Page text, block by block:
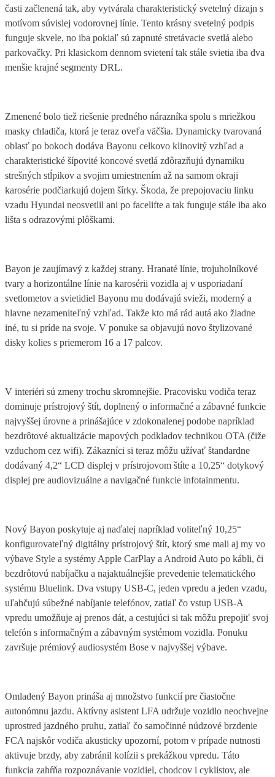
časti začlenená tak, aby vytvárala charakteristický svetelný dizajn s
motívom súvislej vodorovnej línie. Tento krásny svetelný podpis
funguje skvele, no iba pokiaľ sú zapnuté stretávacie svetlá alebo
parkovačky. Pri klasickom dennom svietení tak stále svietia iba dva
menšie krajné segmenty DRL.
Zmenené bolo tiež riešenie predného nárazníka spolu s mriežkou
masky chladiča, ktorá je teraz oveľa väčšia. Dynamicky tvarovaná
oblasť po bokoch dodáva Bayonu celkovo klinovitý vzhľad a
charakteristické šípovité koncové svetlá zdôrazňujú dynamiku
strešných stĺpikov a svojim umiestnením až na samom okraji
karosérie podčiarkujú dojem šírky. Škoda, že prepojovaciu linku
vzadu Hyundai neosvetlil ani po facelifte a tak funguje stále iba ako
lišta s odrazovými plôškami.
Bayon je zaujímavý z každej strany. Hranaté línie, trojuholníkové
tvary a horizontálne línie na karosérii vozidla aj v usporiadaní
svetlometov a svietidiel Bayonu mu dodávajú svieži, moderný a
hlavne nezameniteľný vzhľad. Takže kto má rád autá ako žiadne
iné, tu si príde na svoje. V ponuke sa objavujú novo štylizované
disky kolies s priemerom 16 a 17 palcov.
V interiéri sú zmeny trochu skromnejšie. Pracovisku vodiča teraz
dominuje prístrojový štít, doplnený o informačné a zábavné funkcie
najvyššej úrovne a prinášajúce v zdokonalenej podobe napríklad
bezdrôtové aktualizácie mapových podkladov technikou OTA (čiže
vzduchom cez wifi). Zákazníci si teraz môžu užívať štandardne
dodávaný 4,2“ LCD displej v prístrojovom štíte a 10,25“ dotykový
displej pre audiovizuálne a navigačné funkcie infotainmentu.
Nový Bayon poskytuje aj naďalej napríklad voliteľný 10,25“
konfigurovateľný digitálny prístrojový štít, ktorý sme mali aj my vo
výbave Style a systémy Apple CarPlay a Android Auto po kábli, či
bezdrôtovú nabíjačku a najaktuálnejšie prevedenie telematického
systému Bluelink. Dva vstupy USB-C, jeden vpredu a jeden vzadu,
uľahčujú súbežné nabíjanie telefónov, zatiaľ čo vstup USB-A
vpredu umožňuje aj prenos dát, a cestujúci si tak môžu prepojiť svoj
telefón s informačným a zábavným systémom vozidla. Ponuku
završuje prémiový audiosystém Bose v najvyššej výbave.
Omladený Bayon prináša aj množstvo funkcií pre čiastočne
autonómnu jazdu. Aktívny asistent LFA udržuje vozidlo neochvejne
uprostred jazdného pruhu, zatiaľ čo samočinné núdzové brzdenie
FCA najskôr vodiča akusticky upozorní, potom v prípade nutnosti
aktivuje brzdy, aby zabránil kolízii s prekážkou vpredu. Táto
funkcia zahŕňa rozpoznávanie vozidiel, chodcov i cyklistov, ale